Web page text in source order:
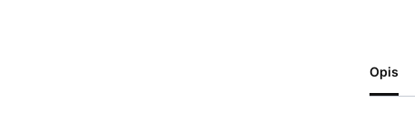
Opis